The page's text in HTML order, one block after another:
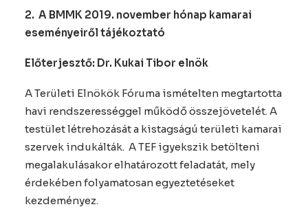
2. A BMMK 2019. november hónap kamarai
eseményeiről tájékoztató
Előterjesztő: Dr. Kukai Tibor elnök
A Területi Elnökök Fóruma ismételten megtartotta
havi rendszerességgel működő összejövetelét. A
testület létrehozását a kistagságú területi kamarai
szervek indukálták. A TEF igyekszik betölteni
megalakulásakor elhatározott feladatát, mely
érdekében folyamatosan egyeztetéseket
kezdeményez.